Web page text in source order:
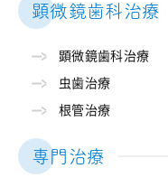
顕微鏡歯科治療
顕微鏡歯科治療
虫歯治療
根管治療
専門治療